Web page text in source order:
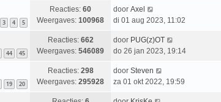
c
h
e
b
e
c
h
t
s
e
b
e
c
3 4 5
Reacties: 60
Weergaves: 100968
L
a
t
s
e
b
e
door Axel
di 01 aug 2023, 11:02
44 45
Reacties: 662
Weergaves: 546089
L
a
t
s
door PUG(z)OT
do 26 jan 2023, 19:14
19 20
Reacties: 298
Weergaves: 295928
L
a
door Steven
za 01 okt 2022, 19:59